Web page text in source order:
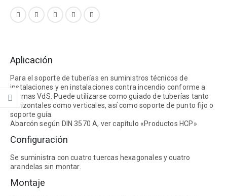
Aplicación
Para el soporte de tuberías en suministros técnicos de
instalaciones y en instalaciones contra incendio conforme a
normas VdS. Puede utilizarse como guiado de tuberías tanto
horizontales como verticales, así como soporte de punto fijo o
soporte guía.
Abarcón según DIN 3570 A, ver capítulo «Productos HCP»
Configuración
Se suministra con cuatro tuercas hexagonales y cuatro
arandelas sin montar.
Montaje